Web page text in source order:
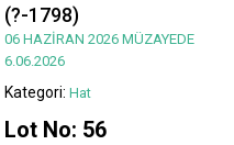
(?-1798)
06 HAZİRAN 2026 MÜZAYEDE
6.06.2026
Kategori: Hat
Lot No: 56